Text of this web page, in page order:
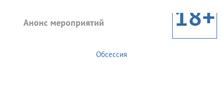
Анонс мероприятий 18+
Обсессия